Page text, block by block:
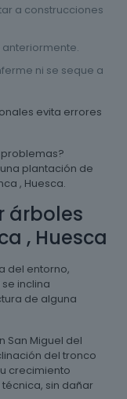
a construcciones
anteriormente.
ni se seque a
evita errores
plantación de
, Huesca.
árboles
, Huesca
del entorno,
inclina
de alguna
San Miguel del
del tronco
crecimiento
sin dañar